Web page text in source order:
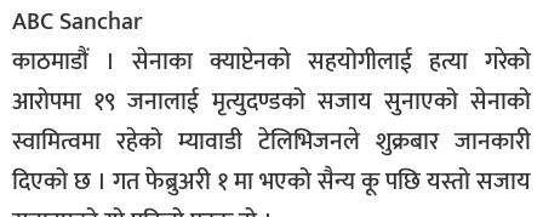
ABC Sanchar
काठमाडौं । सेनाका क्याप्टेनको सहयोगीलाई हत्या गरेको
आरोपमा १९ जनालाई मृत्युदण्डको सजाय सुनाएको सेनाको
स्वामित्वमा रहेको म्यावाडी टेलिभिजनले शुक्रबार जानकारी
दिएको छ । गत फेब्रुअरी १ मा भएको सैन्य कू पछि यस्तो सजाय